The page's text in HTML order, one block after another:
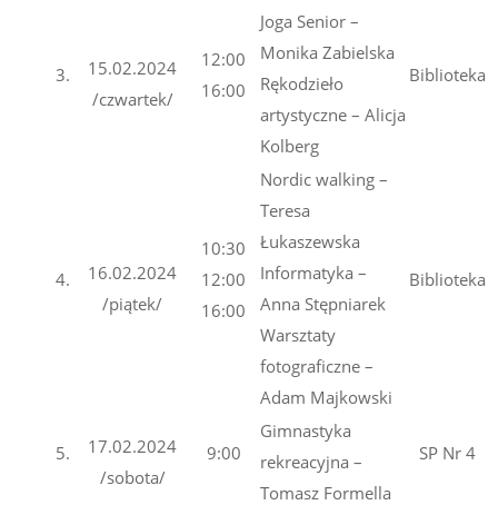
3.
15.02.2024
/czwartek/
12:00
16:00
Joga Senior –
Monika Zabielska
Rękodzieło
artystyczne – Alicja
Kolberg
Biblioteka
4.
16.02.2024
/piątek/
10:30
12:00
16:00
Nordic walking –
Teresa
Łukaszewska
Informatyka –
Anna Stępniarek
Warsztaty
fotograficzne –
Adam Majkowski
Biblioteka
5.
17.02.2024
/sobota/
9:00
Gimnastyka
rekreacyjna –
Tomasz Formella
SP Nr 4